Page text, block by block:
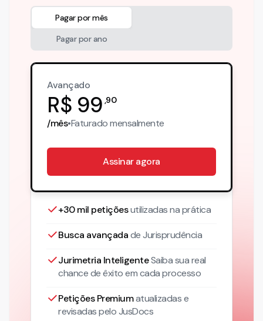
Pagar por mês
Pagar por ano
Avançado
R$ 99 ,90
/mês•Faturadomensalmente
Assinar agora
+30 mil petiçõesutilizadas na prática
Busca avançadade Jurisprudência
Jurimetria InteligenteSaiba sua real
chance de êxito em cada processo
Petições Premiumatualizadase
revisadas pelo JusDocs